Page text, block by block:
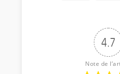
4.7
Note de